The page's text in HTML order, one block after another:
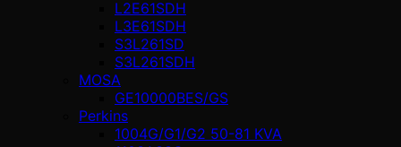
L2E61SDH
L3E61SDH
S3L261SD
S3L261SDH
MOSA
GE10000BES/GS
Perkins
1004G/G1/G2 50-81 KVA